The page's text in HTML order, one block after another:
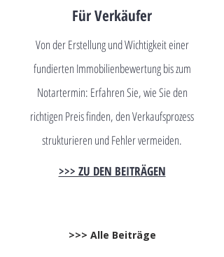
Für Verkäufer
Von der Erstellung und Wichtigkeit einer
fundierten Immobilienbewertung bis zum
Notartermin: Erfahren Sie, wie Sie den
richtigen Preis finden, den Verkaufsprozess
strukturieren und Fehler vermeiden.
>>> ZU DEN BEITRÄGEN
>>> Alle Beiträge